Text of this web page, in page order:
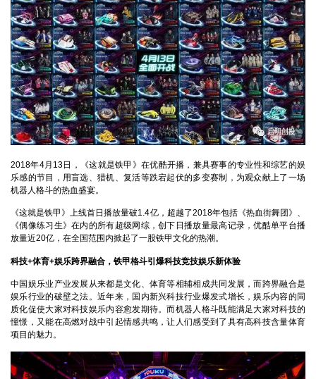
2018年4月13日，《这就是铁甲》在优酷开播，兼具赛事的专业性和综艺的娱
乐感的节目，用盲选、猎机、复活等跌宕起伏的多变赛制，为观众献上了一场
机器人格斗的热血盛宴。
《这就是铁甲》上线首日播放量破1.4亿，超越了2018年包括《热血街舞团》、
《偶像练习生》在内的所有超级网综，创下日播放量最高记录，优酷单平台播
放量近20亿，在全国范围内掀起了一股铁甲文化的热潮。
科技+体育+娱乐跨界融合，铁甲格斗引爆科技竞技娱乐新体验
中国娱乐业产业发展从来都是文化、体育等相辅相成共同发展，而跨界融合是
娱乐行业的破壁之法。近年来，国内新兴科技行业爆发式增长，娱乐内容的同
质化促使大家对科技娱乐内容愈发期待。而机器人格斗既能满足大家对科技的
憧憬，又能在高燃对战中引起情感共鸣，让人们感受到了具有高科技含量体育
项目的魅力。